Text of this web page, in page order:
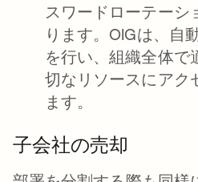
スワードローテーシ
ります。OIGは、自
を行い、組織全体で
切なリソースにアク
ます。
子会社の売却